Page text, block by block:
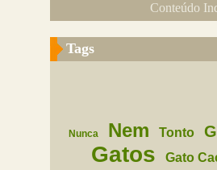
Conteúdo
Tags
Nunca Nem Tonto
Gatos Gato